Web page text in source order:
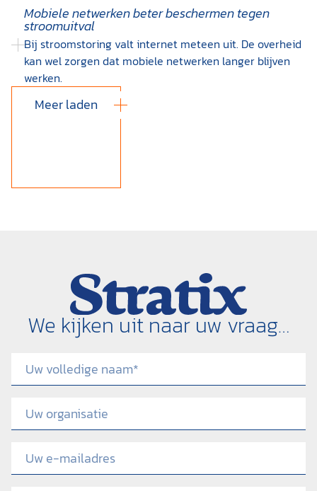
Mobiele netwerken beter beschermen tegen
stroomuitval
Bij stroomstoring valt internet meteen uit. De overheid
kan wel zorgen dat mobiele netwerken langer blijven
werken.
Meer laden
We kijken uit naar uw vraag…